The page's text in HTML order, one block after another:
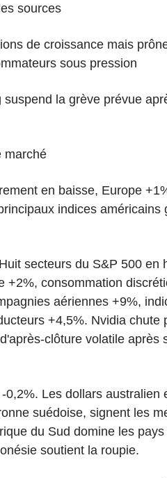
sources
de croissance mais
sous pression
la grève prévue
marché
en baisse, Europe
indices américains
secteurs du S&P 500 en
+2%, consommation
aériennes +9%,
+4,5%. Nvidia chute
clôture volatile après
0,2%. Les dollars australien
suédoise, signent les
du Sud domine les
soutient la roupie.